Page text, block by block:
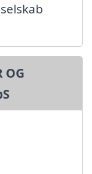
OG